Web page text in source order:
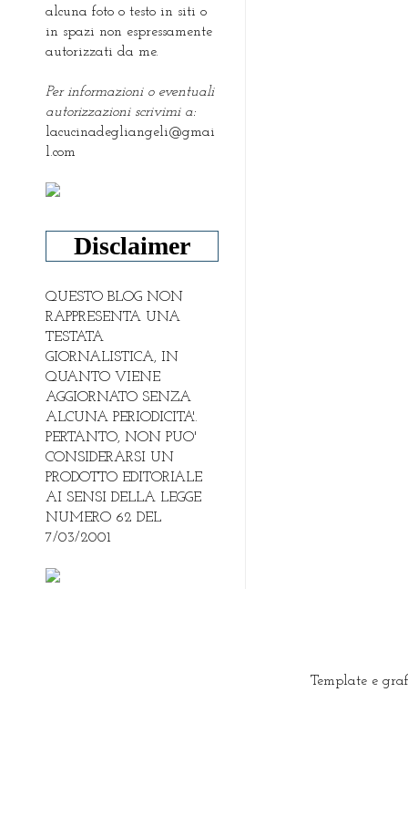
alcuna foto o testo in siti o
in spazi non espressamente
autorizzati da me.
Per informazioni o eventuali
autorizzazioni scrivimi a:
lacucinadegliangeli@gmai
l.com
Disclaimer
QUESTO BLOG NON
RAPPRESENTA UNA
TESTATA
GIORNALISTICA, IN
QUANTO VIENE
AGGIORNATO SENZA
ALCUNA PERIODICITA'.
PERTANTO, NON PUO'
CONSIDERARSI UN
PRODOTTO EDITORIALE
AI SENSI DELLA LEGGE
NUMERO 62 DEL
7/03/2001
Template e